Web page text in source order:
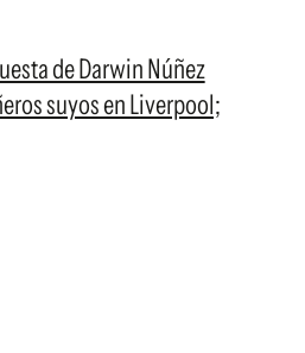
de Darwin Núñez
suyos en Liverpool;